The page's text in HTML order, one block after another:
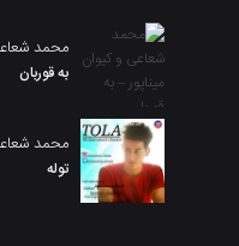
محمد
به قوربان
محمد
توله